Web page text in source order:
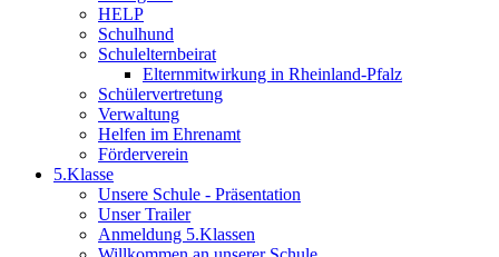
HELP
Schulhund
Schulelternbeirat
Elternmitwirkung in Rheinland-Pfalz
Schülervertretung
Verwaltung
Helfen im Ehrenamt
Förderverein
5.Klasse
Unsere Schule - Präsentation
Unser Trailer
Anmeldung 5.Klassen